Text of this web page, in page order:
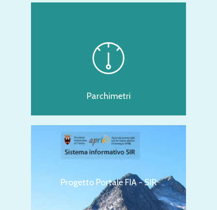
Parchimetri
Progetto Portale FIA - SIR